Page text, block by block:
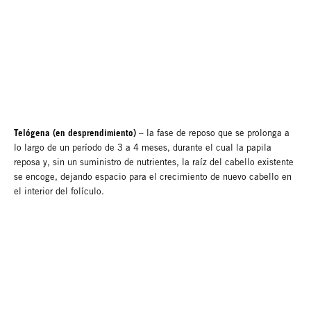
Telógena (en desprendimiento) – la fase de reposo que se prolonga a
lo largo de un período de 3 a 4 meses, durante el cual la papila
reposa y, sin un suministro de nutrientes, la raíz del cabello existente
se encoge, dejando espacio para el crecimiento de nuevo cabello en
el interior del folículo.